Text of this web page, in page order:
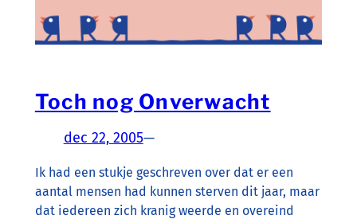
Toch nog Onverwacht
dec 22, 2005—
Ik had een stukje geschreven over dat er een
aantal mensen had kunnen sterven dit jaar, maar
dat iedereen zich kranig weerde en overeind